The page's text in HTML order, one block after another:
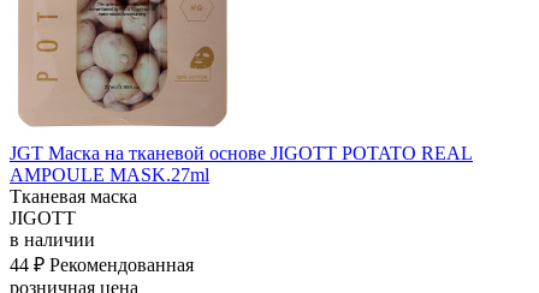
JGT Маска на тканевой основе JIGOTT POTATO REAL
AMPOULE MASK.27ml
Тканевая маска
JIGOTT
в наличии
44 ₽ Рекомендованная
розничная цена